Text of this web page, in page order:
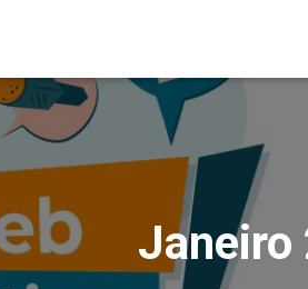
Janeiro